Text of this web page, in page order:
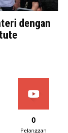
dengan
0
Pelanggan